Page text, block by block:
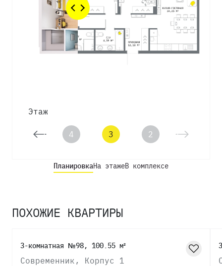
Этаж
5 4 3 2
ПланировкаНа этажеВ комплексе
ПОХОЖИЕ КВАРТИРЫ
3-комнатная №98, 100.55 м²
Современник, Корпус 1